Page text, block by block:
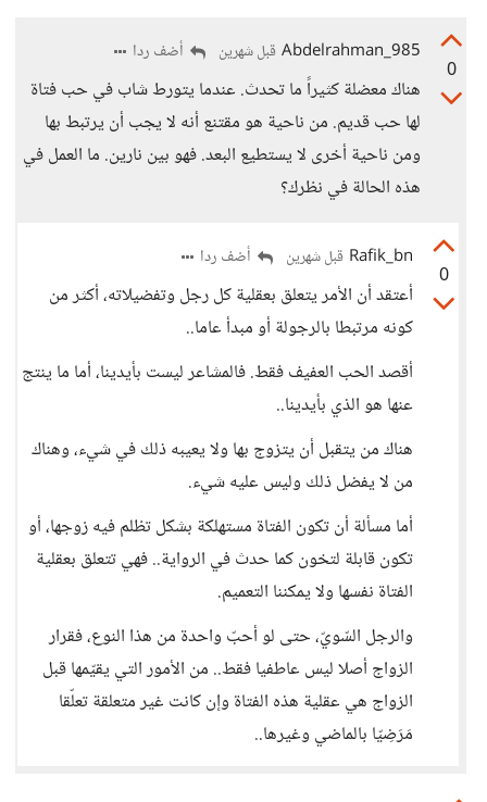
0
Abdelrahman_985 قبل شهرين أضف ردا
هناك معضلة كثيراً ما تحدث. عندما يتورط شاب في حب فتاة
لها حب قديم. من ناحية هو مقتنع أنه لا يجب أن يرتبط بها
ومن ناحية أخرى لا يستطيع البعد. فهو بين نارين. ما العمل في
هذه الحالة في نظرك؟
0
Rafik_bn قبل شهرين أضف ردا
أعتقد أن الأمر يتعلق بعقلية كل رجل وتفضيلاته، أكثر من
كونه مرتبطا بالرجولة أو مبدأ عاما..
أقصد الحب العفيف فقط. فالمشاعر ليست بأيدينا، أما ما ينتج
عنها هو الذي بأيدينا..
هناك من يتقبل أن يتزوج بها ولا يعيبه ذلك في شيء، وهناك
من لا يفضل ذلك وليس عليه شيء.
أما مسألة أن تكون الفتاة مستهلكة بشكل تظلم فيه زوجها، أو
تكون قابلة لتخون كما حدث في الرواية.. فهي تتعلق بعقلية
الفتاة نفسها ولا يمكننا التعميم.
والرجل السّويّ، حتى لو أحبّ واحدة من هذا النوع، فقرار
الزواج أصلا ليس عاطفيا فقط.. من الأمور التي يقيّمها قبل
الزواج هي عقلية هذه الفتاة وإن كانت غير متعلقة تعلّقا
مَرَضِيّا بالماضي وغيرها..